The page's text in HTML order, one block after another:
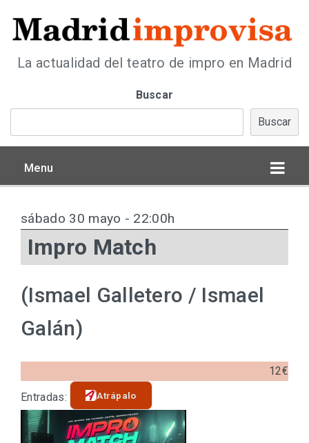
La actualidad del teatro de impro en Madrid
Buscar
Buscar
Menu
sábado 30 mayo - 22:00h
Impro Match
(Ismael Galletero / Ismael
Galán)
12€
Entradas:
Atrápalo